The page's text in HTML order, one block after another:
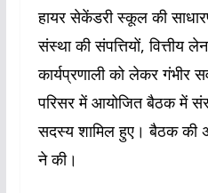
हायर सेकेंडरी स्कूल की
संस्था की संपत्तियों, वित्तीय
कार्यप्रणाली को लेकर गंभीर
परिसर में आयोजित बैठक में
सदस्य शामिल हुए। बैठक की
ने की।